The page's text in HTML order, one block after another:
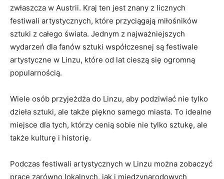
zwłaszcza w Austrii.‍ Kraj ten jest znany z licznych
⁢festiwali artystycznych, które⁤ przyciągają miłośników
sztuki z całego świata. Jednym z ‌najważniejszych
wydarzeń dla fanów sztuki współczesnej są festiwale
artystyczne w Linzu, które od lat cieszą‍ się ogromną
popularnością.
Wiele osób przyjeżdża do Linzu, aby podziwiać nie tylko
dzieła sztuki, ale ‍także piękno‍ samego miasta. To idealne
miejsce dla tych, którzy cenią sobie nie tylko sztukę, ale
⁣także ⁣kulturę​ i historię.
Podczas festiwali artystycznych w Linzu można zobaczyć
prace zarówno lokalnych, jak i międzynarodowych